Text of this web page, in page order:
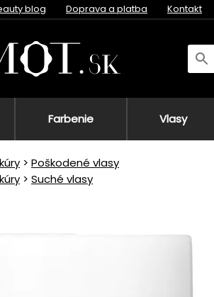
blog Doprava a platba Kontakt
Farbenie Vlasy
Poškodené vlasy
Suché vlasy